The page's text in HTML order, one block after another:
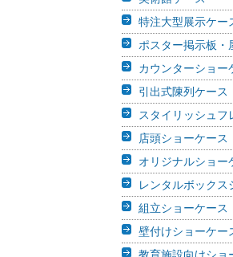
特注大型展示ケー
ポスター掲示板・
カウンターショー
引出式陳列ケース
スタイリッシュフ
店頭ショーケース
オリジナルショー
レンタルボックス
組立ショーケース
壁付けショーケー